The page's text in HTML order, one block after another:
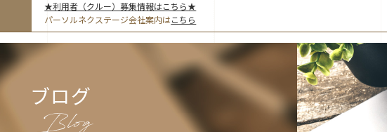
★利用者（クルー）募集情報はこちら★
パーソルネクステージ会社案内はこちら
ブログ